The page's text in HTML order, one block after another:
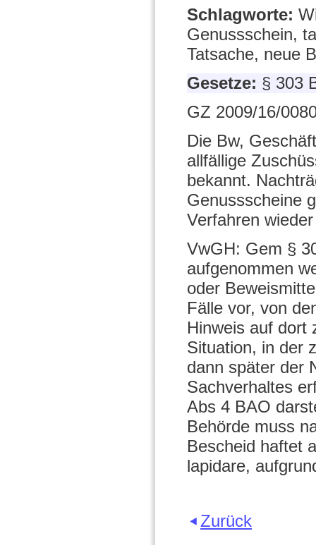
Schlagworte:
Genussschein,
Tatsache, neue
Gesetze: § 303
GZ 2009/16/
Die Bw,
allfällige
bekannt.
Genussscheine
Verfahren
VwGH: Gem §
aufgenommen
oder
Fälle vor, von
Hinweis auf dort
Situation, in der
dann später der
Sachverhaltes
Abs 4 BAO
Behörde muss
Bescheid haftet
lapidare,
Zurück